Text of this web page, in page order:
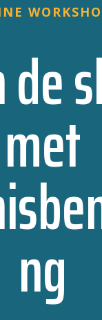
met
ng